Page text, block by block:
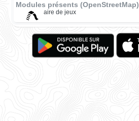
Modules présents (OpenStreetMap)
aire de jeux